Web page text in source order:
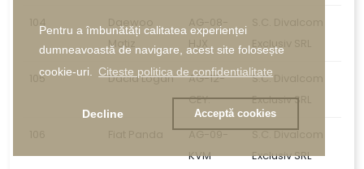
Pentru a îmbunătăți calitatea experienței
dumneavoastă de navigare, acest site folosește
cookie-uri. Citeste politica de confidentialitate
Decline Acceptă cookies
104
Daewoo
Matiz
AG-08-
Exclusiv SRL
105 Dacia Logan
AG-12-
CEY.
S.C. Divalcom
Exclusiv SRL
AG-09-
KVM
S.C. Divalcom
Exclusiv SRL